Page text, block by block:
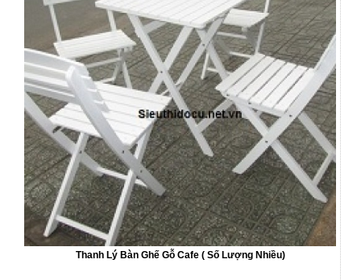
Thanh Lý Bàn Ghế Gỗ Cafe ( Số Lượng Nhiều)